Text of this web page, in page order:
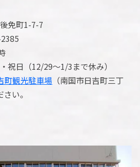
免町1-7-7
祝日（12/29～1/3まで休み）
町観光駐車場 （南国市日吉町三丁
い。